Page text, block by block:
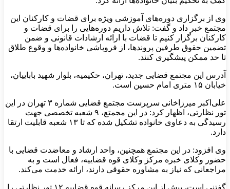
وی از برگزاری دوره‌های آموزشی ویژه برای قضات و کارکنان این
مجتمع خبر داد و گفت: تلاش داریم دوره‌هایی را برای قضات و
کارکنان برگزار کنیم تا قضات با ارائه ارشادات قانونی و ضمن
تضمین حقوق طرفین پروندها، از فروپاشی خانواده‌ها و وقوع طلاق
تا حد ممکن پیشگیری کنند.
آدرس این مجتمع قضایی جدید، تهران، حکیمیه، بلوار شهید باباییان،
خیابان ۱۵ متری امام حسین است.
علی‌اکبر میرزاخانی سرپرست مجتمع قضایی شماره ۳ تهران در این
تور نظارتی، اظهار کرد: در این مجمتع، ۹ شعبه تخصصی جهت
رسیدگی به دعاوی خانواده تشکیل شده که تا ۱۳ شعبه قابلیت ارتقا
دارد.
وی افزود: در این مجتمع همچنین، واحد ارشاد و معاضدت قضایی با
حضور وکلای خبره مرکز وکلای قوه قضاییه، فعال است و به
مراجعانی که نیاز به مشاوره حقوقی دارند، ارائه خدمت می‌کند.